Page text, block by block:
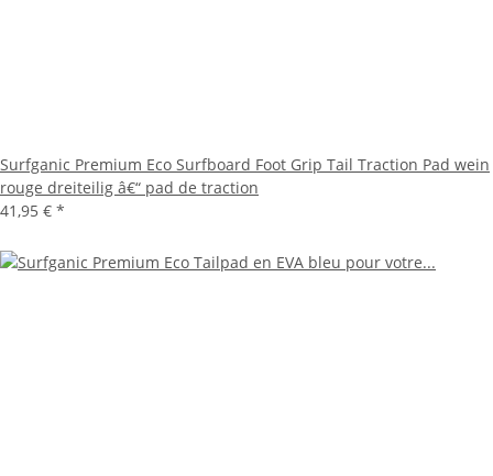
Surfganic Premium Eco Surfboard Foot Grip Tail Traction Pad wein
rouge dreiteilig â€“ pad de traction
41,95 € *